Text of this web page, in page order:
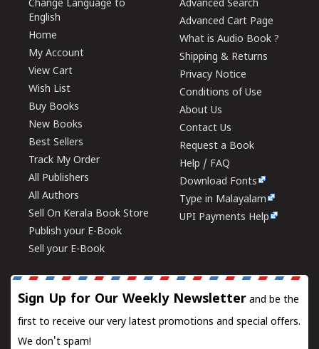
Change Language to
English
Home
My Account
View Cart
Wish List
Buy Books
New Books
Best Sellers
Track My Order
All Publishers
All Authors
Sell On Kerala Book Store
Publish your E-Book
Sell your E-Book
Advanced Search
Advanced Cart Page
What is Audio Book ?
Shipping & Returns
Privacy Notice
Conditions of Use
About Us
Contact Us
Request a Book
Help / FAQ
Download Fonts
Type in Malayalam
UPI Payments Help
Sign Up for Our Weekly Newsletter and be the
first to receive our very latest promotions and special offers.
We don't spam!